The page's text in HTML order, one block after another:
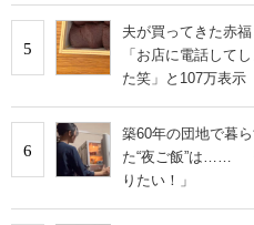
5
夫が買ってきた赤
「お店に電話して
た笑」と107万表示
6
築60年の団地で暮
た“夜ご飯”は……
りたい！」